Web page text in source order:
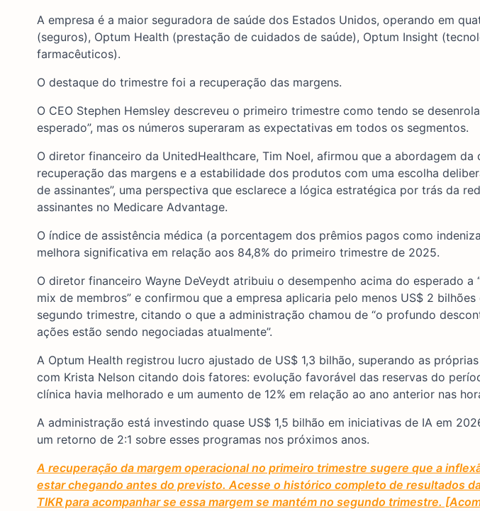
A empresa é a maior seguradora de saúde dos Estados Unidos, operando em
(seguros), Optum Health (prestação de cuidados de saúde), Optum Insight
farmacêuticos).
O destaque do trimestre foi a recuperação das margens.
O CEO Stephen Hemsley descreveu o primeiro trimestre como tendo se
esperado”, mas os números superaram as expectativas em todos os segmentos.
O diretor financeiro da UnitedHealthcare, Tim Noel, afirmou que a abordagem da
recuperação das margens e a estabilidade dos produtos com uma escolha
de assinantes”, uma perspectiva que esclarece a lógica estratégica por trás da
assinantes no Medicare Advantage.
O índice de assistência médica (a porcentagem dos prêmios pagos como
melhora significativa em relação aos 84,8% do primeiro trimestre de 2025.
O diretor financeiro Wayne DeVeydt atribuiu o desempenho acima do esperado
mix de membros” e confirmou que a empresa aplicaria pelo menos US$ 2
segundo trimestre, citando o que a administração chamou de “o profundo
ações estão sendo negociadas atualmente”.
A Optum Health registrou lucro ajustado de US$ 1,3 bilhão, superando as
com Krista Nelson citando dois fatores: evolução favorável das reservas do
clínica havia melhorado e um aumento de 12% em relação ao ano anterior nas
A administração está investindo quase US$ 1,5 bilhão em iniciativas de IA em
um retorno de 2:1 sobre esses programas nos próximos anos.
A recuperação da margem operacional no primeiro trimestre sugere que a
estar chegando antes do previsto. Acesse o histórico completo de resultados
TIKR para acompanhar se essa margem se mantém no segundo trimestre.